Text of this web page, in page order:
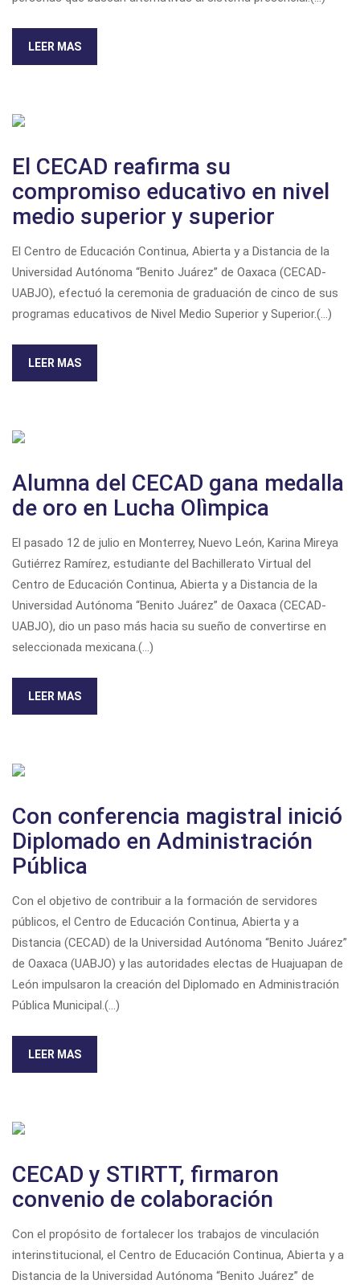
LEER MAS
El CECAD reafirma su
compromiso educativo en nivel
medio superior y superior
El Centro de Educación Continua, Abierta y a Distancia de la
Universidad Autónoma “Benito Juárez” de Oaxaca (CECAD-
UABJO), efectuó la ceremonia de graduación de cinco de sus
programas educativos de Nivel Medio Superior y Superior.(...)
LEER MAS
Alumna del CECAD gana medalla
de oro en Lucha Olìmpica
El pasado 12 de julio en Monterrey, Nuevo León, Karina Mireya
Gutiérrez Ramírez, estudiante del Bachillerato Virtual del
Centro de Educación Continua, Abierta y a Distancia de la
Universidad Autónoma “Benito Juárez” de Oaxaca (CECAD-
UABJO), dio un paso más hacia su sueño de convertirse en
seleccionada mexicana.(...)
LEER MAS
Con conferencia magistral inició
Diplomado en Administración
Pública
Con el objetivo de contribuir a la formación de servidores
públicos, el Centro de Educación Continua, Abierta y a
Distancia (CECAD) de la Universidad Autónoma “Benito Juárez”
de Oaxaca (UABJO) y las autoridades electas de Huajuapan de
León impulsaron la creación del Diplomado en Administración
Pública Municipal.(...)
LEER MAS
CECAD y STIRTT, firmaron
convenio de colaboración
Con el propósito de fortalecer los trabajos de vinculación
interinstitucional, el Centro de Educación Continua, Abierta y a
Distancia de la Universidad Autónoma “Benito Juárez” de